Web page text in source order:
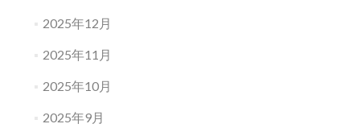
2025年12月
2025年11月
2025年10月
2025年9月